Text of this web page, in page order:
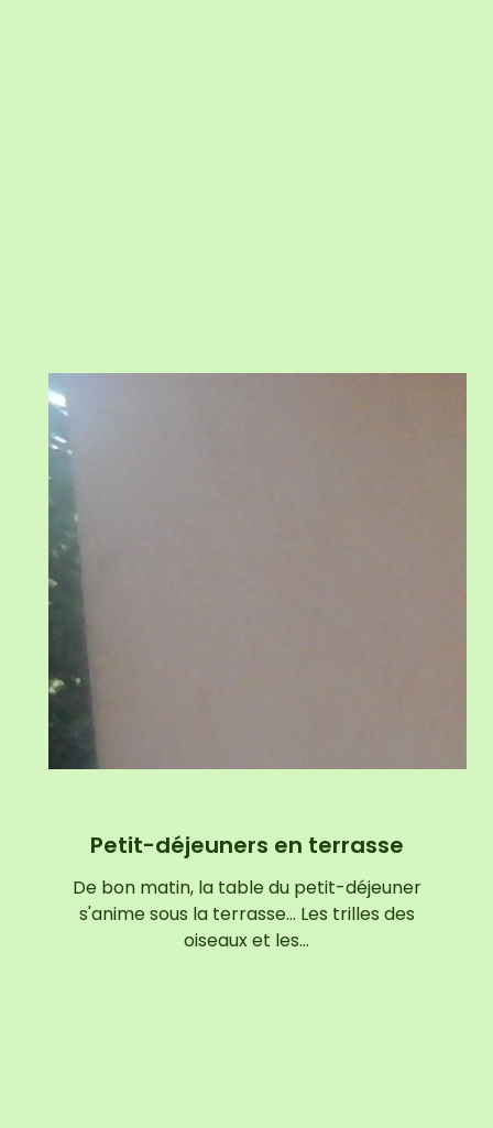
Petit-déjeuners en terrasse
De bon matin, la table du petit-déjeuner
s'anime sous la terrasse... Les trilles des
oiseaux et les…